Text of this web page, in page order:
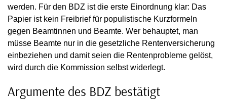
werden. Für den BDZ ist die erste Einordnung klar: Das
Papier ist kein Freibrief für populistische Kurzformeln
gegen Beamtinnen und Beamte. Wer behauptet, man
müsse Beamte nur in die gesetzliche Rentenversicherung
einbeziehen und damit seien die Rentenprobleme gelöst,
wird durch die Kommission selbst widerlegt.
Argumente des BDZ bestätigt